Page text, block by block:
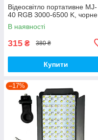
Відеосвітло портативне MJ-
40 RGB 3000-6500 K, чорне
В наявності
315 ₴ 380 ₴
Купити
–17%